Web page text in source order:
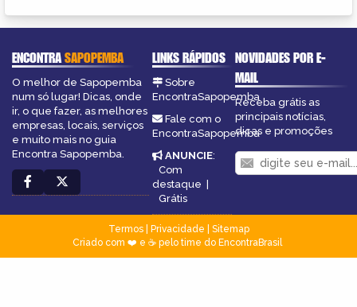
ENCONTRASAPOPEMBA
O melhor de Sapopemba
num só lugar! Dicas, onde
ir, o que fazer, as melhores
empresas, locais, serviços
e muito mais no guia
Encontra Sapopemba.
LINKS RÁPIDOS
Sobre
EncontraSapopemba
Fale com o
EncontraSapopemba
ANUNCIE:
Com
destaque |
Grátis
NOVIDADES POR E-
MAIL
Receba grátis as
principais notícias,
dicas e promoções
Termos| Privacidade
Sitemap
Criado com ❤️ e ☕ pelo time do EncontraBrasil